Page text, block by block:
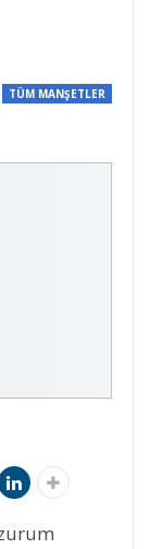
TÜM MANŞETLER